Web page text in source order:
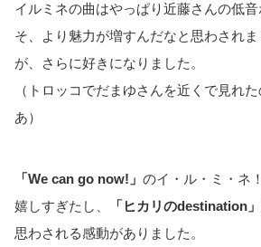
イルミネの曲はやっぱり近藤さんの低
そ、より魅力が増すんだなと思わされ
が、さらに好きになりました。
（トロッコでだまゆさんを近くで見れ
あ）
「We can go now!」 のイ・ル・ミ・ネ
嬉しすぎたし、
「ヒカリのdestination」
思わされる感動がありました。